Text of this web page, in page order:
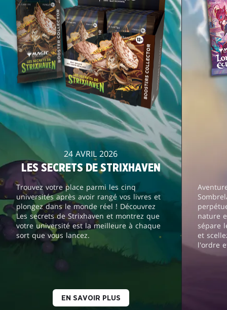
Après avoir sélectionné votre avatar, cliquez
sur l'icône d'engrenage et sélectionnez
« Passer la visite » pour débloquer tous les
modes de jeu.
24 AVRIL 2026
LES SECRETS DE STRIXHAVEN
Trouvez votre place parmi les cinq
universités après avoir rangé vos livres et
plongez dans le monde réel ! Découvrez
Les secrets de Strixhaven et montrez que
votre université est la meilleure à chaque
sort que vous lancez.
EN SAVOIR PLUS
nature
sépare
et
l'ordre